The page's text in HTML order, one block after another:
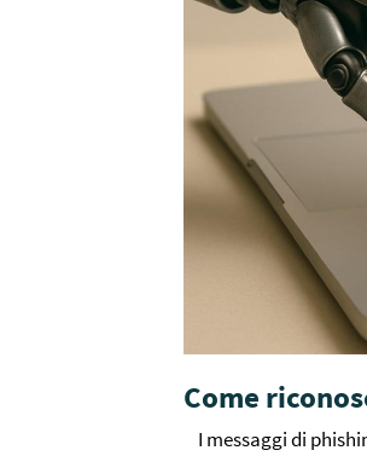
Come
I messaggi di